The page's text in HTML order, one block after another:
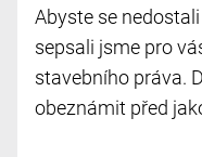
Abyste se
sepsali jsme pro
stavebního práva.
obeznámit před